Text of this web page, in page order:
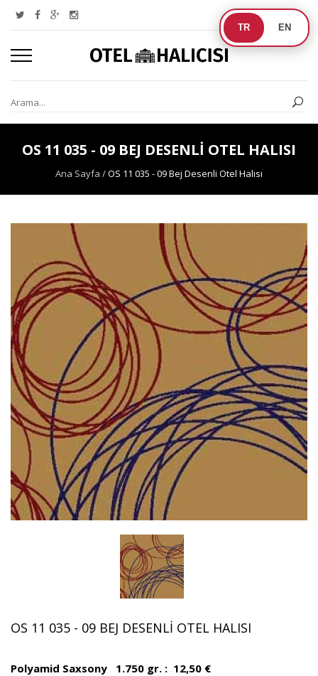
TR EN
OS 11 035 - 09 BEJ DESENLI OTEL HALISI
Ana Sayfa /OS 11 035 - 09 Bej Desenli Otel Halısı
OS 11 035 - 09 BEJ DESENLI OTEL HALISI
Polyamid Saxsony 1.750 gr. : 12,50 €